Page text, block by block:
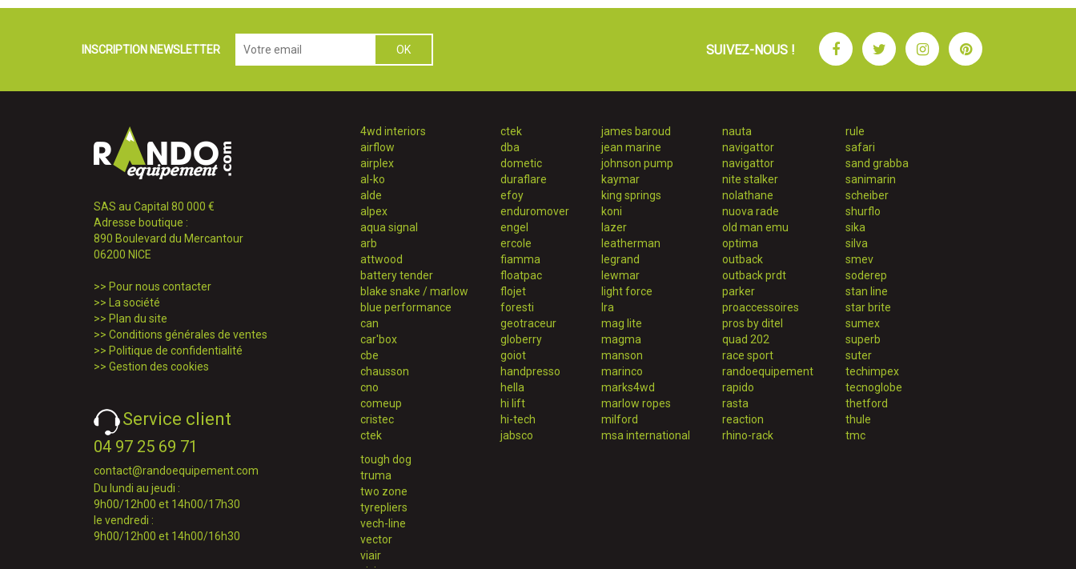
INSCRIPTION NEWSLETTER SUIVEZ-NOUS ! FacebookTwitterInstagramPinterest
SAS au Capital 80 000 €
Adresse boutique :
890 Boulevard du Mercantour
06200 NICE
>> Pour nous contacter
>> La société
>> Plan du site
>> Conditions générales de ventes
>> Politique de confidentialité
>> Gestion des cookies
Service client
04 97 25 69 71
contact@randoequipement.com
Du lundi au jeudi :
9h00/12h00 et 14h00/17h30
le vendredi :
9h00/12h00 et 14h00/16h30
4wd interiors
airflow
airplex
al-ko
alde
alpex
aqua signal
arb
attwood
battery tender
blake snake / marlow
blue performance
can
car'box
cbe
chausson
cno
comeup
cristec
ctek
ctek
dba
dometic
duraflare
efoy
enduromover
engel
ercole
fiamma
floatpac
flojet
foresti
geotraceur
globerry
goiot
handpresso
hella
hi lift
hi-tech
jabsco
james baroud
jean marine
johnson pump
kaymar
king springs
koni
lazer
leatherman
legrand
lewmar
light force
lra
mag lite
magma
manson
marinco
marks4wd
marlow ropes
milford
msa international
nauta
navigattor
navigattor
nite stalker
nolathane
nuova rade
old man emu
optima
outback
outback prdt
parker
proaccessoires
pros by ditel
quad 202
race sport
randoequipement
rapido
rasta
reaction
rhino-rack
rule
safari
sand grabba
sanimarin
scheiber
shurflo
sika
silva
smev
soderep
stan line
star brite
sumex
superb
suter
techimpex
tecnoglobe
thetford
thule
tmc
tough dog
truma
two zone
tyrepliers
vech-line
vector
viair